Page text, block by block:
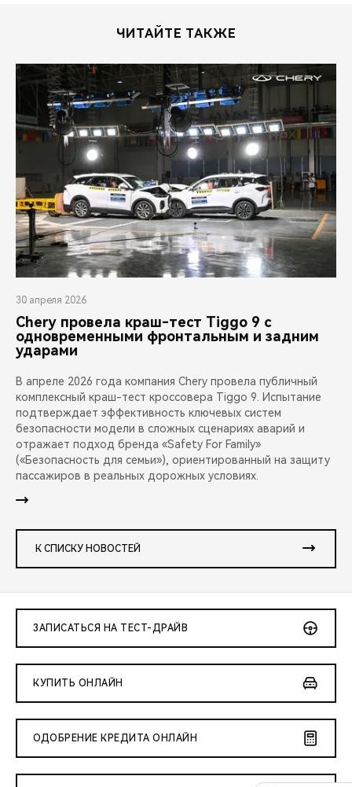
ЧИТАЙТЕ ТАКЖЕ
30 апреля 2026
Chery провела краш-тест Tiggo 9 с
одновременными фронтальным и задним
ударами
В апреле 2026 года компания Chery провела публичный
комплексный краш-тест кроссовера Tiggo 9. Испытание
подтверждает эффективность ключевых систем
безопасности модели в сложных сценариях аварий и
отражает подход бренда «Safety For Family»
(«Безопасность для семьи»), ориентированный на защиту
пассажиров в реальных дорожных условиях.
К СПИСКУ НОВОСТЕЙ
ЗАПИСАТЬСЯ НА ТЕСТ-ДРАЙВ
КУПИТЬ ОНЛАЙН
ОДОБРЕНИЕ КРЕДИТА ОНЛАЙН